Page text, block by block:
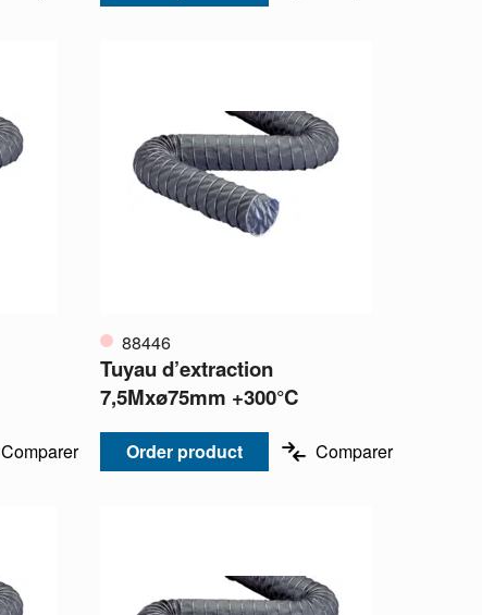
Comparer
88446
Tuyau d’extraction
7,5Mxø75mm +300°C
Order product Comparer